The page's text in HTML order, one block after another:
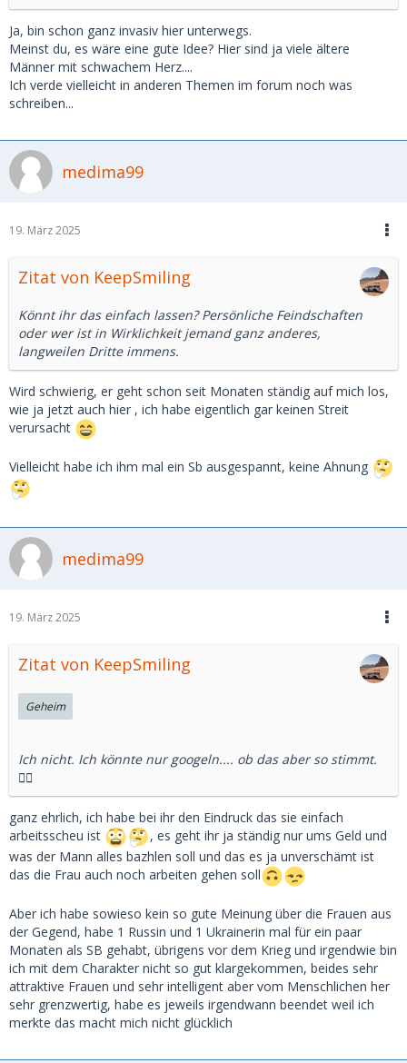
Ja, bin schon ganz invasiv hier unterwegs.
Meinst du, es wäre eine gute Idee? Hier sind ja viele ältere
Männer mit schwachem Herz....
Ich verde vielleicht in anderen Themen im forum noch was
schreiben...
medima99
19. März 2025
Zitat von KeepSmiling
Könnt ihr das einfach lassen? Persönliche Feindschaften
oder wer ist in Wirklichkeit jemand ganz anderes,
langweilen Dritte immens.
Wird schwierig, er geht schon seit Monaten ständig auf mich los,
wie ja jetzt auch hier , ich habe eigentlich gar keinen Streit
verursacht
Vielleicht habe ich ihm mal ein Sb ausgespannt, keine Ahnung
medima99
19. März 2025
Zitat von KeepSmiling
Geheim
Ich nicht. Ich könnte nur googeln.... ob das aber so stimmt.
🤷‍♂️
ganz ehrlich, ich habe bei ihr den Eindruck das sie einfach
arbeitsscheu ist
, es geht ihr ja ständig nur ums Geld und
was der Mann alles bazhlen soll und das es ja unverschämt ist
das die Frau auch noch arbeiten gehen soll
Aber ich habe sowieso kein so gute Meinung über die Frauen aus
der Gegend, habe 1 Russin und 1 Ukrainerin mal für ein paar
Monaten als SB gehabt, übrigens vor dem Krieg und irgendwie bin
ich mit dem Charakter nicht so gut klargekommen, beides sehr
attraktive Frauen und sehr intelligent aber vom Menschlichen her
sehr grenzwertig, habe es jeweils irgendwann beendet weil ich
merkte das macht mich nicht glücklich